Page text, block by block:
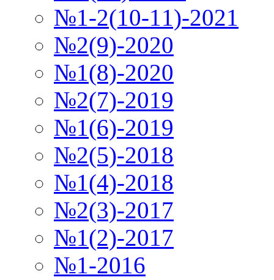
№1-2(10-11)-2021
№2(9)-2020
№1(8)-2020
№2(7)-2019
№1(6)-2019
№2(5)-2018
№1(4)-2018
№2(3)-2017
№1(2)-2017
№1-2016